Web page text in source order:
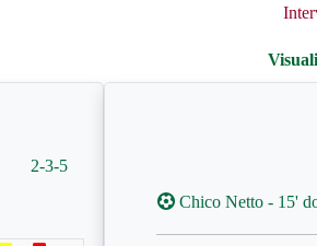
2-3-5
Chico Netto - 15'